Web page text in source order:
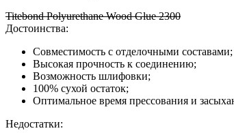
Titebond Polyurethane Wood Glue 2300
Достоинства:
Совместимость с отделочными составами;
Высокая прочность к соединению;
Возможность шлифовки;
100% сухой остаток;
Оптимальное время прессования и
Недостатки: